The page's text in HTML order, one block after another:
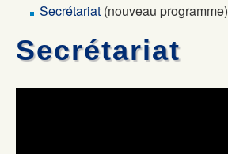
Secrétariat (nouveau programme)
Secrétariat